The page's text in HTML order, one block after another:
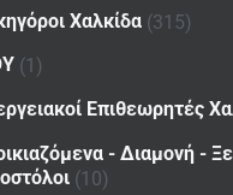
Χαλκίδα (315)
(1)
Επιθεωρητές
- Διαμονή -
(10)